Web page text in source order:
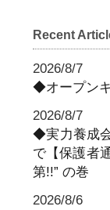
Recent
2026/8/7
◆オープン
2026/8/7
◆実力養成
で【保護者
第!!” の巻
2026/8/6